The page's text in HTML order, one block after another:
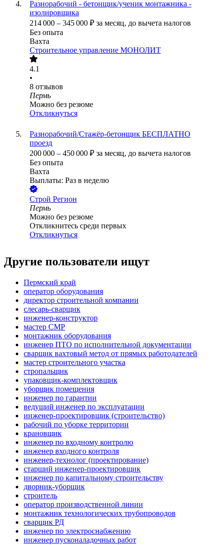
Разнорабочий - бетонщик/ученик монтажника -
изолировщика
214 000 – 345 000 ₽ за месяц, до вычета налогов
Без опыта
Вахта
Строительное управление МОНОЛИТ
4.1
•
8 отзывов
Пермь
Можно без резюме
Откликнуться
Разнорабочий/Стажёр-бетонщик БЕСПЛАТНО
проезд
200 000 – 450 000 ₽ за месяц, до вычета налогов
Без опыта
Вахта
Выплаты: Раз в неделю
Строй Регион
Пермь
Можно без резюме
Откликнитесь среди первых
Откликнуться
Другие пользователи ищут
Пермский край
оператор оборудования
директор строительной компании
слесарь-сварщик
инженер-конструктор
мастер СМР
монтажник оборудования
инженер ПТО по исполнительной документации
сварщик вахтовый метод от прямых работодателей
мастер строительного участка
стропальщик
упаковщик-комплектовщик
уборщик помещения
инженер по гарантии
ведущий инженер по эксплуатации
инженер-проектировщик (строительство)
рабочий по уборке территории
крановщик
инженер по входному контролю
инженер входного контроля
инженер-технолог (проектирование)
старший инженер-проектировщик
инженер по капитальному строительству
дворник-уборщик
строитель
оператор производственной линии
монтажник технологических трубопроводов
сварщик РД
инженер по электроснабжению
инженер пусконаладочных работ